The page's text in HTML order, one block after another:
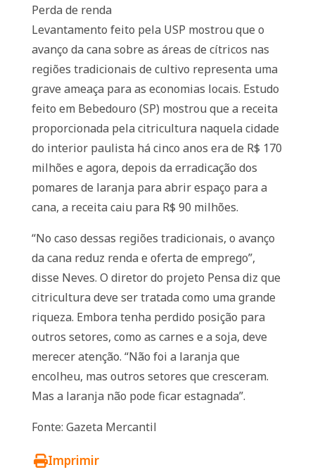
Perda de renda
Levantamento feito pela USP mostrou que o
avanço da cana sobre as áreas de cítricos nas
regiões tradicionais de cultivo representa uma
grave ameaça para as economias locais. Estudo
feito em Bebedouro (SP) mostrou que a receita
proporcionada pela citricultura naquela cidade
do interior paulista há cinco anos era de R$ 170
milhões e agora, depois da erradicação dos
pomares de laranja para abrir espaço para a
cana, a receita caiu para R$ 90 milhões.
“No caso dessas regiões tradicionais, o avanço
da cana reduz renda e oferta de emprego”,
disse Neves. O diretor do projeto Pensa diz que
citricultura deve ser tratada como uma grande
riqueza. Embora tenha perdido posição para
outros setores, como as carnes e a soja, deve
merecer atenção. “Não foi a laranja que
encolheu, mas outros setores que cresceram.
Mas a laranja não pode ficar estagnada”.
Fonte: Gazeta Mercantil
Imprimir